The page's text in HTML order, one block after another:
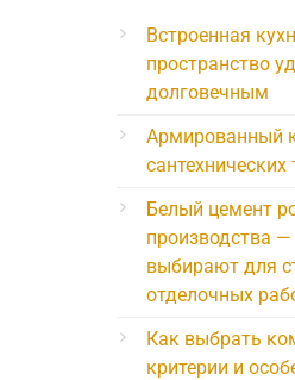
Встроенная
пространство
долговечным
Армированный
сантехнических
Белый цемент
производства —
выбирают для
отделочных
Как выбрать
критерии и